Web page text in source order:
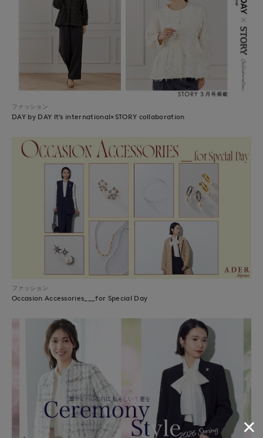
ファッション
DAY by DAY It’s international×STORY collaboration
ファッション
Occasion Accessories___for Special Day